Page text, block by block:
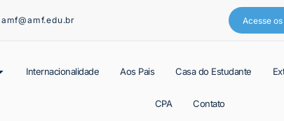
amf@amf.edu.br Acesse
Internacionalidade Aos Pais Casa do Estudante
CPA Contato